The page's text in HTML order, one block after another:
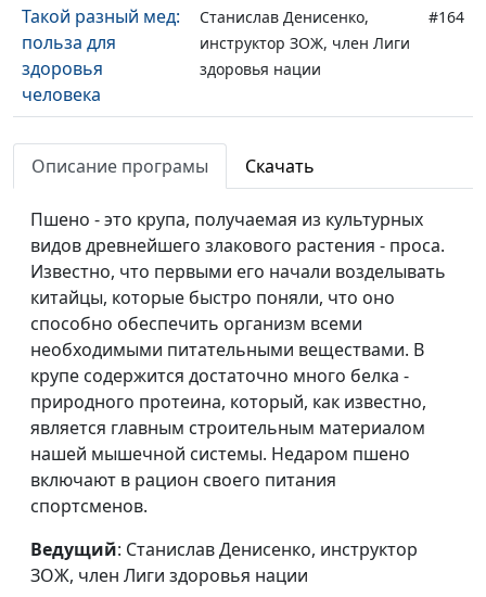
Такой разный мед:
польза для
здоровья
человека
Станислав Денисенко,
инструктор ЗОЖ, член Лиги
здоровья нации
#164
Финики -
природный
Станислав Денисенко,
инструктор ЗОЖ, член Лиги
здоровья нации
лекарств
Станислав Денисенко,
инструктор ЗОЖ, член Лиги
Польза миндаля
Станислав Денисенко,
инструктор ЗОЖ, член Лиги
здоровья нации
Авокадо -
суперполезный
фрукт
Станислав Денисенко,
инструктор ЗОЖ, член Лиги
здоровья нации
Чем полезны
кокосы
инструктор ЗОЖ, член Лиги
здоровья нации
Описание програмы Скачать
Пшено - это крупа, получаемая из культурных
видов древнейшего злакового растения - проса.
Известно, что первыми его начали возделывать
китайцы, которые быстро поняли, что оно
способно обеспечить организм всеми
необходимыми питательными веществами. В
крупе содержится достаточно много белка -
природного протеина, который, как известно,
является главным строительным материалом
нашей мышечной системы. Недаром пшено
включают в рацион своего питания
спортсменов.
Ведущий: Станислав Денисенко, инструктор
ЗОЖ, член Лиги здоровья нации